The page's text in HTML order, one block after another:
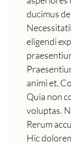
ducimus
eligendi
animi et.
Quia non
voluptas.
Rerum
Hic